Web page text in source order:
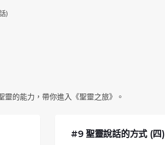
)
的能力，帶你進入《聖靈之旅》。
#9 聖靈說話的方式 (四)